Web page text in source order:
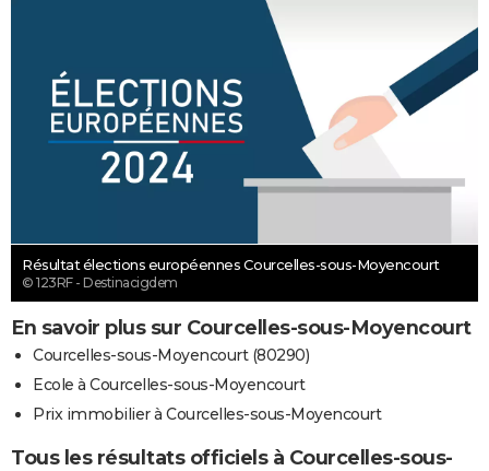
Résultat élections européennes Courcelles-sous-Moyencourt
© 123RF - Destinacigdem
En savoir plus sur Courcelles-sous-Moyencourt
Courcelles-sous-Moyencourt (80290)
Ecole à Courcelles-sous-Moyencourt
Prix immobilier à Courcelles-sous-Moyencourt
Tous les résultats officiels à Courcelles-sous-